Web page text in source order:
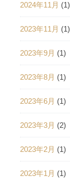
2024年11月 (1)
2023年11月 (1)
2023年9月 (1)
2023年8月 (1)
2023年6月 (1)
2023年3月 (2)
2023年2月 (1)
2023年1月 (1)